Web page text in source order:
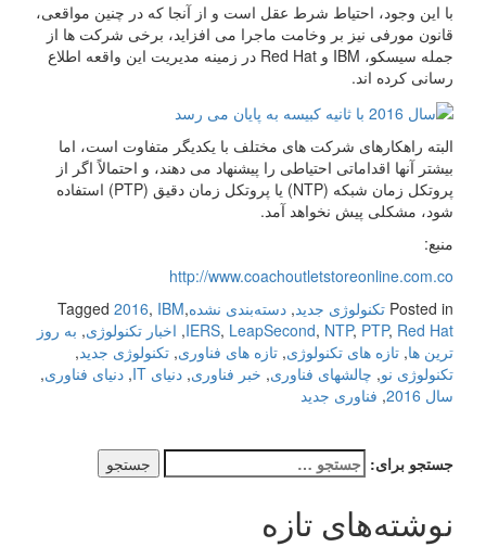
با این وجود، احتیاط شرط عقل است و از آنجا که در چنین مواقعی،
قانون مورفی نیز بر وخامت ماجرا می افزاید، برخی شرکت ها از
جمله سیسکو، IBM و Red Hat در زمینه مدیریت این واقعه اطلاع
رسانی کرده اند.
البته راهکارهای شرکت های مختلف با یکدیگر متفاوت است، اما
بیشتر آنها اقداماتی احتیاطی را پیشنهاد می دهند، و احتمالاً اگر از
پروتکل زمان شبکه (NTP) یا پروتکل زمان دقیق (PTP) استفاده
شود، مشکلی پیش نخواهد آمد.
منبع:
http://www.coachoutletstoreonline.com.co
Posted in تکنولوژی جدید, دسته‌بندی نشده Tagged 2016, IBM,
IERS, LeapSecond, NTP, PTP, Red Hat
, اخبار تکنولوژی, به روز
ترین ها, تازه های تکنولوژی, تازه های فناوری, تکنولوژی جدید,
تکنولوژی نو, چالشهای فناوری, خبر فناوری, دنیای IT , دنیای فناوری,
سال 2016
, فناوری جدید
جستجو برای:
نوشته‌های تازه